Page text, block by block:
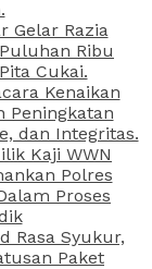
Gelar Razia
Ribu
Cukai.
Kenaikan
Peningkatan
dan Integritas.
Kaji WWN
Polres
Proses
Rasa Syukur,
Paket